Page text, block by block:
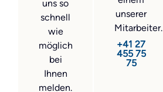
uns so
schnell
wie
möglich
bei
Ihnen
melden.
unserer
Mitarbeiter.
+41 27
455 75
75